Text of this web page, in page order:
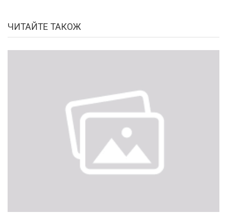
ЧИТАЙТЕ ТАКОЖ